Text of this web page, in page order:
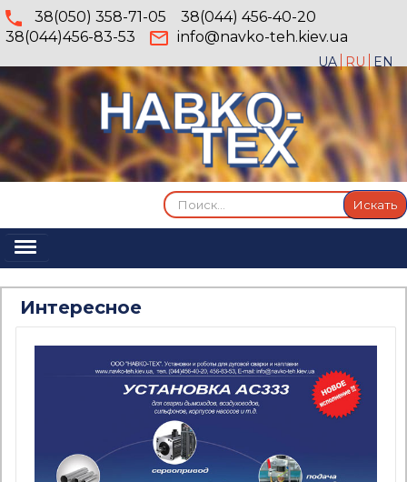
38(050) 358-71-05
38(044) 456-40-20
38(044)456-83-53
info@navko-teh.kiev.ua
UA RU EN
Искать... Искать
Включить/
Главная
Услуги
Продукция
Галерея
Публикации
Контакты
Интересное